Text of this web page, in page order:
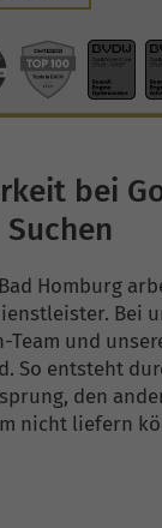
bei
Suchen
Homburg
Bei
Team und
So entsteht
den
nicht liefern